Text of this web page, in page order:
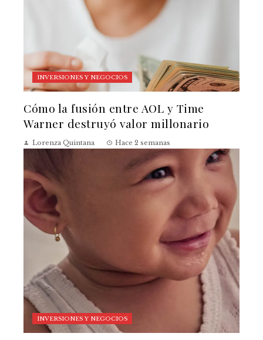
INVERSIONES Y NEGOCIOS
Cómo la fusión entre AOL y Time
Warner destruyó valor millonario
Lorenza Quintana Hace 2 semanas
INVERSIONES Y NEGOCIOS